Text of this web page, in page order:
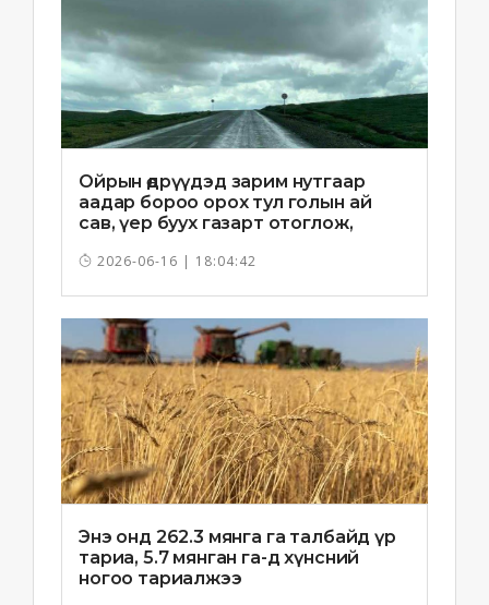
Ойрын өдрүүдэд зарим нутгаар
аадар бороо орох тул голын ай
сав, үер буух газарт отоглож,
2026-06-16 | 18:04:42
Энэ онд 262.3 мянга га талбайд үр
тариа, 5.7 мянган га-д хүнсний
ногоо тариалжээ